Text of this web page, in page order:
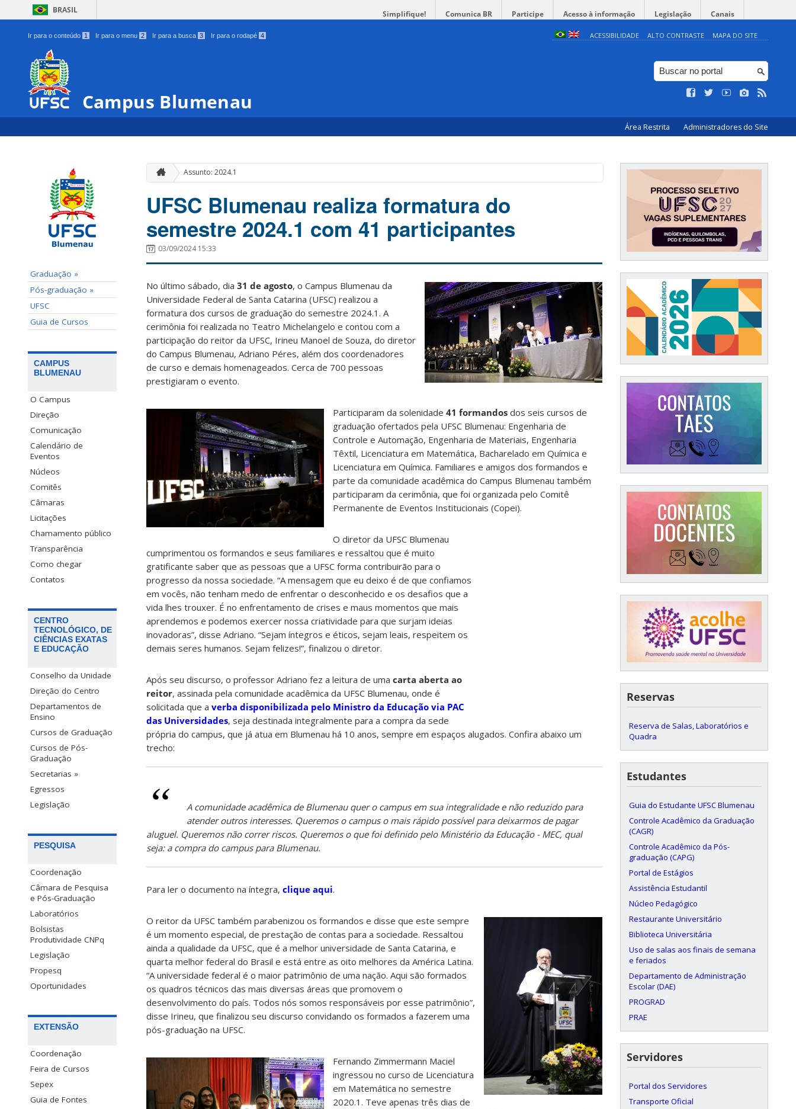
BRASIL Simplifique! Comunica BR Participe Acesso à informação Legislação Canais
Ir para o conteúdo 1 Ir para o menu 2 Ir para a busca 3 Ir para o rodapé 4 ACESSIBILIDADE ALTO CONTRASTE MAPA DO SITE
Campus Blumenau
Área Restrita Administradores do Site
Graduação »
Pós-graduação »
UFSC
Guia de Cursos
CAMPUS
BLUMENAU
O Campus
Direção
Comunicação
Calendário de
Eventos
Núcleos
Comitês
Câmaras
Licitações
Chamamento público
Transparência
Como chegar
Contatos
CENTRO
TECNOLÓGICO, DE
CIÊNCIAS EXATAS
E EDUCAÇÃO
Conselho da Unidade
Direção do Centro
Departamentos de
Ensino
Cursos de Graduação
Cursos de Pós-
Graduação
Secretarias »
Egressos
Legislação
PESQUISA
Coordenação
Câmara de Pesquisa
e Pós-Graduação
Laboratórios
Bolsistas
Produtividade CNPq
Legislação
Propesq
Oportunidades
EXTENSÃO
Coordenação
Feira de Cursos
Sepex
Guia de Fontes
Assunto: 2024.1
UFSC Blumenau realiza formatura do
semestre 2024.1 com 41 participantes
03/09/2024 15:33
No último sábado, dia 31 de agosto, o Campus Blumenau da
Universidade Federal de Santa Catarina (UFSC) realizou a
formatura dos cursos de graduação do semestre 2024.1. A
cerimônia foi realizada no Teatro Michelangelo e contou com a
participação do reitor da UFSC, Irineu Manoel de Souza, do diretor
do Campus Blumenau, Adriano Péres, além dos coordenadores
de curso e demais homenageados. Cerca de 700 pessoas
prestigiaram o evento.
Participaram da solenidade 41 formandos dos seis cursos de
graduação ofertados pela UFSC Blumenau: Engenharia de
Controle e Automação, Engenharia de Materiais, Engenharia
Têxtil, Licenciatura em Matemática, Bacharelado em Química e
Licenciatura em Química. Familiares e amigos dos formandos e
parte da comunidade acadêmica do Campus Blumenau também
participaram da cerimônia, que foi organizada pelo Comitê
Permanente de Eventos Institucionais (Copei).
O diretor da UFSC Blumenau
cumprimentou os formandos e seus familiares e ressaltou que é muito
gratificante saber que as pessoas que a UFSC forma contribuirão para o
progresso da nossa sociedade. “A mensagem que eu deixo é de que confiamos
em vocês, não tenham medo de enfrentar o desconhecido e os desafios que a
vida lhes trouxer. É no enfrentamento de crises e maus momentos que mais
aprendemos e podemos exercer nossa criatividade para que surjam ideias
inovadoras”, disse Adriano. “Sejam íntegros e éticos, sejam leais, respeitem os
demais seres humanos. Sejam felizes!”, finalizou o diretor.
Após seu discurso, o professor Adriano fez a leitura de uma carta aberta ao
reitor, assinada pela comunidade acadêmica da UFSC Blumenau, onde é
solicitada que a verba disponibilizada pelo Ministro da Educação via PAC
das Universidades, seja destinada integralmente para a compra da sede
própria do campus, que já atua em Blumenau há 10 anos, sempre em espaços alugados. Confira abaixo um
trecho:
A comunidade acadêmica de Blumenau quer o campus em sua integralidade e não reduzido para
atender outros interesses. Queremos o campus o mais rápido possível para deixarmos de pagar
aluguel. Queremos não correr riscos. Queremos o que foi definido pelo Ministério da Educação - MEC, qual
seja: a compra do campus para Blumenau.
Para ler o documento na íntegra, clique aqui.
O reitor da UFSC também parabenizou os formandos e disse que este sempre
é um momento especial, de prestação de contas para a sociedade. Ressaltou
ainda a qualidade da UFSC, que é a melhor universidade de Santa Catarina, e
quarta melhor federal do Brasil e está entre as oito melhores da América Latina.
“A universidade federal é o maior patrimônio de uma nação. Aqui são formados
os quadros técnicos das mais diversas áreas que promovem o
desenvolvimento do país. Todos nós somos responsáveis por esse patrimônio”,
disse Irineu, que finalizou seu discurso convidando os formados a fazerem uma
pós-graduação na UFSC.
Fernando Zimmermann Maciel
ingressou no curso de Licenciatura
em Matemática no semestre
2020.1. Teve apenas três dias de
Reservas
Reserva de Salas, Laboratórios e
Quadra
Estudantes
Guia do Estudante UFSC Blumenau
Controle Acadêmico da Graduação
(CAGR)
Controle Acadêmico da Pós-
graduação (CAPG)
Portal de Estágios
Assistência Estudantil
Núcleo Pedagógico
Restaurante Universitário
Biblioteca Universitária
Uso de salas aos finais de semana
e feriados
Departamento de Administração
Escolar (DAE)
PROGRAD
PRAE
Servidores
Portal dos Servidores
Transporte Oficial